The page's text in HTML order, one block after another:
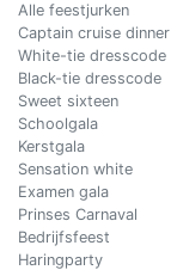
Alle feestjurken
Captain cruise dinner
White-tie dresscode
Black-tie dresscode
Sweet sixteen
Schoolgala
Kerstgala
Sensation white
Examen gala
Prinses Carnaval
Bedrijfsfeest
Haringparty